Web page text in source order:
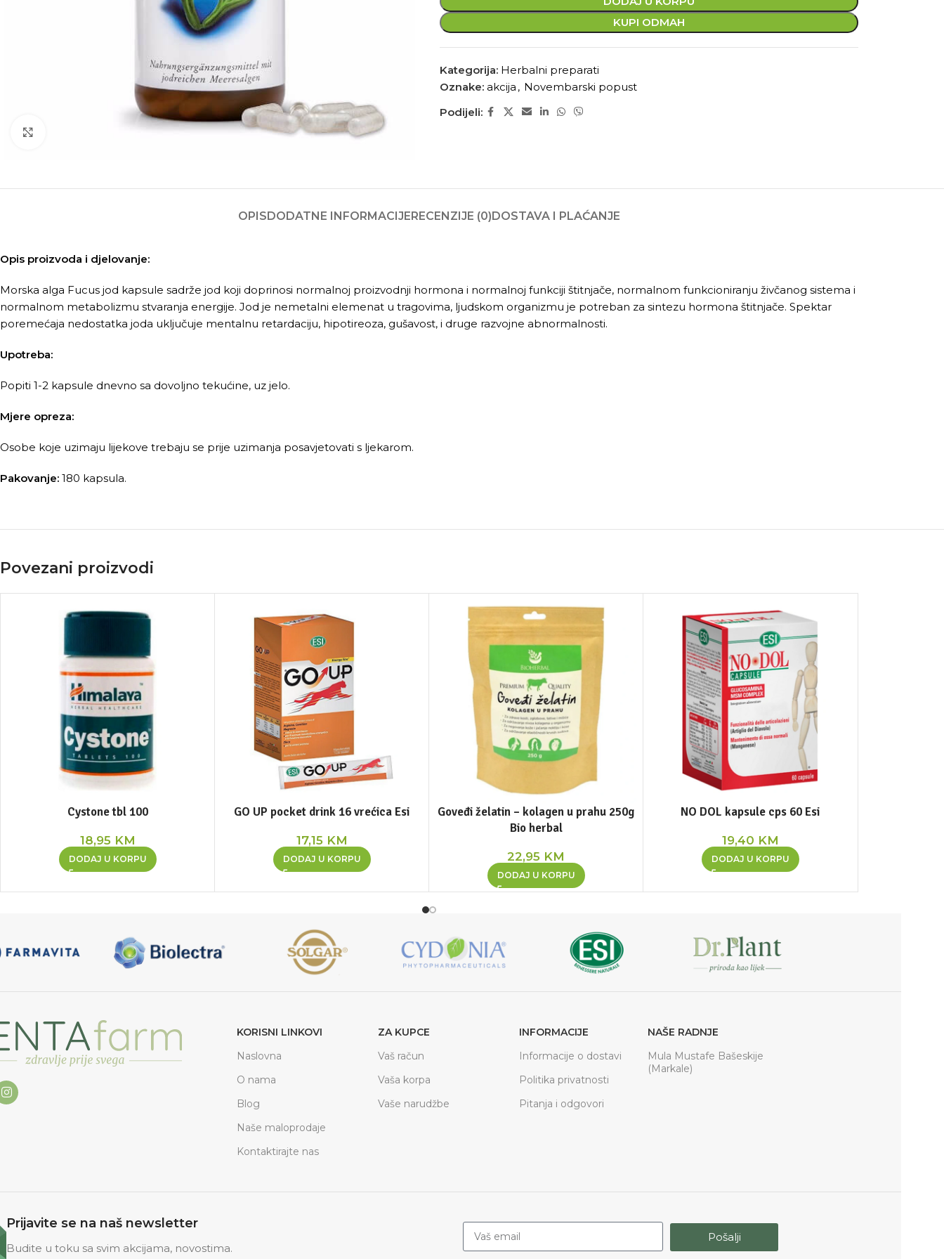
Kliknite za povećanje
KUPI ODMAH
Kategorija: Herbalni preparati
Oznake: akcija , Novembarski popust
Podijeli:
OPISDODATNE INFORMACIJERECENZIJE (0)DOSTAVA I PLAĆANJE
Opis proizvoda i djelovanje:
Morska alga Fucus jod kapsule sadrže jod koji doprinosi normalnoj proizvodnji hormona i normalnoj funkciji štitnjače, normalnom funkcioniranju živčanog sistema i
normalnom metabolizmu stvaranja energije. Jod je nemetalni elemenat u tragovima, ljudskom organizmu je potreban za sintezu hormona štitnjače. Spektar
poremećaja nedostatka joda uključuje mentalnu retardaciju, hipotireoza, gušavost, i druge razvojne abnormalnosti.
Upotreba:
Popiti 1-2 kapsule dnevno sa dovoljno tekućine, uz jelo.
Mjere opreza:
Osobe koje uzimaju lijekove trebaju se prije uzimanja posavjetovati s ljekarom.
Pakovanje: 180 kapsula.
Povezani proizvodi
Cystone tbl 100
18,95 KM
DODAJ U KORPU
GO UP pocket drink 16 vrećica Esi
17,15 KM
DODAJ U KORPU
Goveđi želatin – kolagen u prahu 250g
Bio herbal
22,95 KM
DODAJ U KORPU
NO DOL kapsule cps 60 Esi
19,40 KM
DODAJ U KORPU
KORISNI LINKOVI
Naslovna
O nama
Blog
Naše maloprodaje
Kontaktirajte nas
ZA KUPCE
Vaš račun
Vaša korpa
Vaše narudžbe
INFORMACIJE
Informacije o dostavi
Politika privatnosti
Pitanja i odgovori
NAŠE RADNJE
Mula Mustafe Bašeskije
(Markale)
Prijavite se na naš newsletter
Budite u toku sa svim akcijama, novostima.
Pošalji